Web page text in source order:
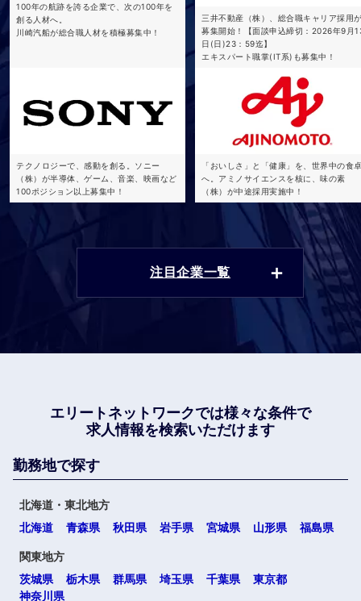
100年の航跡を誇る企業で、次の100年を
創る人材へ。
川崎汽船が総合職人材を積極募集中！
三井不動産（株）、総合職キャリア採用
募集開始！【面談申込締切：2026年9月
日(日)23：59迄】
エキスパート職掌(IT系)も募集中！
テクノロジーで、感動を創る。ソニー
（株）が半導体、ゲーム、音楽、映画など
100ポジション以上募集中！
「おいしさ」と「健康」を、世界中の食
へ。アミノサイエンスを核に、味の素
（株）が中途採用実施中！
注目企業一覧
エリートネットワークでは様々な条件で
求人情報を検索いただけます
勤務地で探す
北海道・東北地方
北海道
青森県 秋田県 岩手県 宮城県 山形県 福島県
関東地方
茨城県
栃木県 群馬県 埼玉県 千葉県
東京都
神奈川県